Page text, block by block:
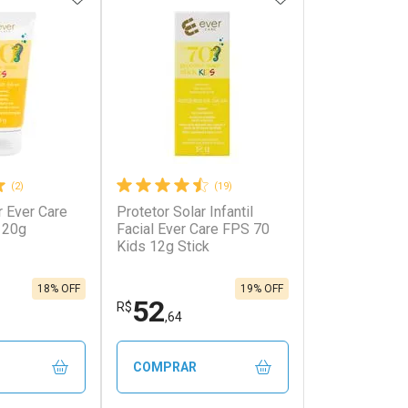
(2)
Care
18% OFF
(19)
Protetor Solar Infantil
Facial Ever Care FPS 70
Kids 12g Stick
R$52,64
19% OFF
COMPRAR